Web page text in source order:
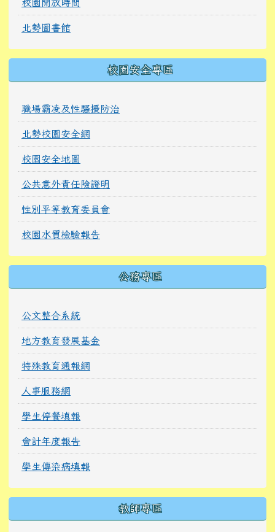
校園開放時間
北勢圖書館
校園安全專區
職場霸凌及性騷擾防治
北勢校園安全網
校園安全地圖
公共意外責任險證明
性別平等教育委員會
校園水質檢驗報告
公務專區
公文整合系統
地方教育發展基金
特殊教育通報網
人事服務網
學生停餐填報
會計年度報告
學生傳染病填報
教師專區